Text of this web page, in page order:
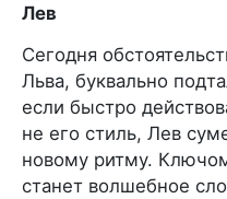
Лев
Сегодня
Льва, буквально
если быстро
не его стиль, Лев
новому ритму.
станет волшебное